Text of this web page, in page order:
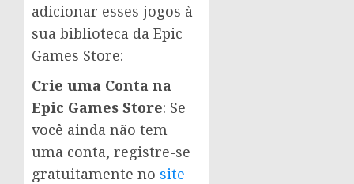
adicionar esses jogos à
sua biblioteca da Epic
Games Store:
Crie uma Conta na
Epic Games Store: Se
você ainda não tem
uma conta, registre-se
gratuitamente no site